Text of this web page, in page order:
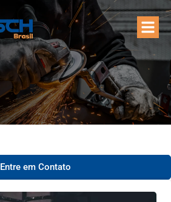
Entre em Contato